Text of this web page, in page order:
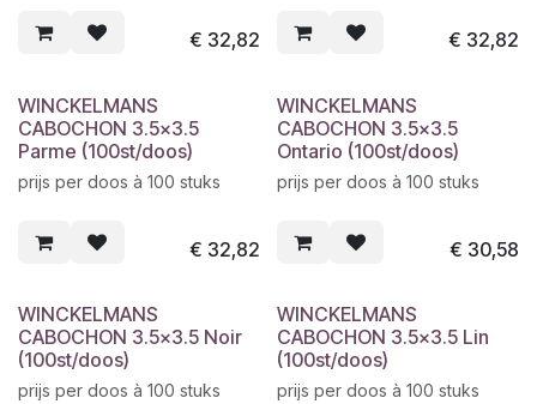
€ 32,82 € 32,82
WINCKELMANS
CABOCHON 3.5x3.5
Parme (100st/doos)
prijs per doos à 100 stuks
€ 32,82
WINCKELMANS
CABOCHON 3.5x3.5
Ontario (100st/doos)
prijs per doos à 100 stuks
€ 30,58
WINCKELMANS
CABOCHON 3.5x3.5 Noir
(100st/doos)
prijs per doos à 100 stuks
WINCKELMANS
CABOCHON 3.5x3.5 Lin
(100st/doos)
prijs per doos à 100 stuks